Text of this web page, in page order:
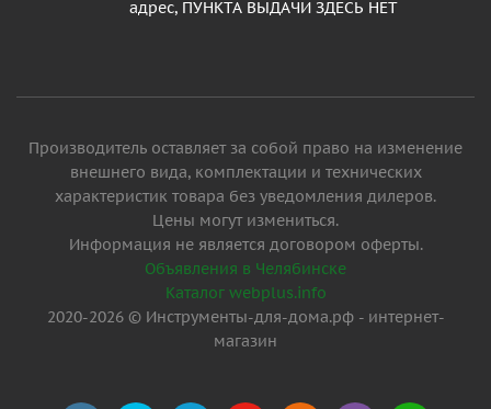
адрес, ПУНКТА ВЫДАЧИ ЗДЕСЬ НЕТ
Производитель оставляет за собой право на изменение
внешнего вида, комплектации и технических
характеристик товара без уведомления дилеров.
Цены могут измениться.
Информация не является договором оферты.
Объявления в Челябинске
Каталог webplus.info
2020-2026 © Инструменты-для-дома.рф - интернет-
магазин